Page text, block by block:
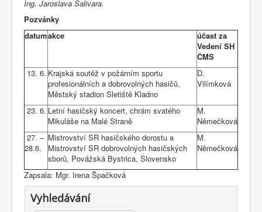
Ing. Jaroslava Salivara.
Pozvánky
datumakce
účast za
Vedení SH
ČMS
13. 6. Krajská soutěž v požárním sportu
profesionálních a dobrovolných hasičů,
Městský stadion Sletiště Kladno
D.
Vilímková
23. 6. Letní hasičský koncert, chrám svatého
Mikuláše na Malé Straně
M.
Němečková
27. –
28.6.
Mistrovství SR hasičského dorostu a
Mistrovství SR dobrovolných hasičských
sborů, Povážská Bystrica, Slovensko
M.
Němečková
Zapsala: Mgr. Irena Špačková
Vyhledávání